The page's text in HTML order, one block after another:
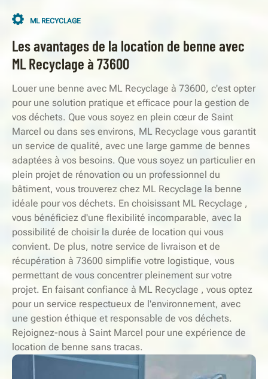
ML RECYCLAGE
Les avantages de la location de benne avec
ML Recyclage à 73600
Louer une benne avec ML Recyclage à 73600, c'est opter
pour une solution pratique et efficace pour la gestion de
vos déchets. Que vous soyez en plein cœur de Saint
Marcel ou dans ses environs, ML Recyclage vous garantit
un service de qualité, avec une large gamme de bennes
adaptées à vos besoins. Que vous soyez un particulier en
plein projet de rénovation ou un professionnel du
bâtiment, vous trouverez chez ML Recyclage la benne
idéale pour vos déchets. En choisissant ML Recyclage ,
vous bénéficiez d'une flexibilité incomparable, avec la
possibilité de choisir la durée de location qui vous
convient. De plus, notre service de livraison et de
récupération à 73600 simplifie votre logistique, vous
permettant de vous concentrer pleinement sur votre
projet. En faisant confiance à ML Recyclage , vous optez
pour un service respectueux de l'environnement, avec
une gestion éthique et responsable de vos déchets.
Rejoignez-nous à Saint Marcel pour une expérience de
location de benne sans tracas.